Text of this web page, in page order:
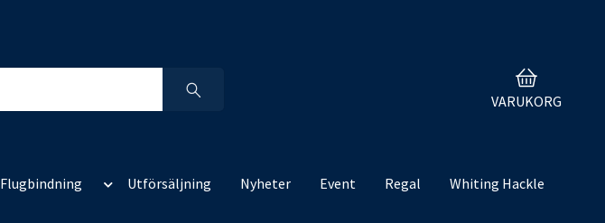
VARUKORG
Flugbindning Utförsäljning Nyheter Event Regal
Whiting Hackle